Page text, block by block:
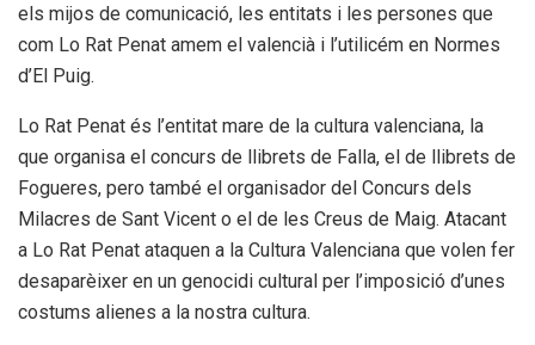
els mijos de comunicació, les entitats i les persones que
com Lo Rat Penat amem el valencià i l’utilicém en Normes
d’El Puig.
Lo Rat Penat és l’entitat mare de la cultura valenciana, la
que organisa el concurs de llibrets de Falla, el de llibrets de
Fogueres, pero també el organisador del Concurs dels
Milacres de Sant Vicent o el de les Creus de Maig. Atacant
a Lo Rat Penat ataquen a la Cultura Valenciana que volen fer
desaparèixer en un genocidi cultural per l’imposició d’unes
costums alienes a la nostra cultura.